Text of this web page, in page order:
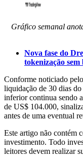
Gráfico semanal
Nova fase do
tokenização
Conforme noticiado
liquidação de 30 dias
inferior continua sendo
de US$ 104.000,
antes de uma eventual
Este artigo não contém
investimento. Todo
leitores devem realizar